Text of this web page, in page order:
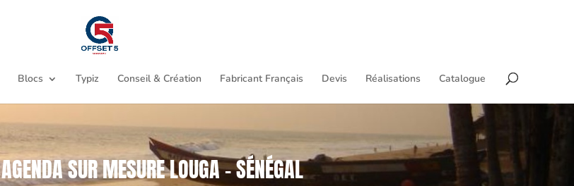
Blocs Typiz Conseil & Création Fabricant Français Devis Réalisations Catalogue
SUR MESURE LOUGA - SÉNÉGAL